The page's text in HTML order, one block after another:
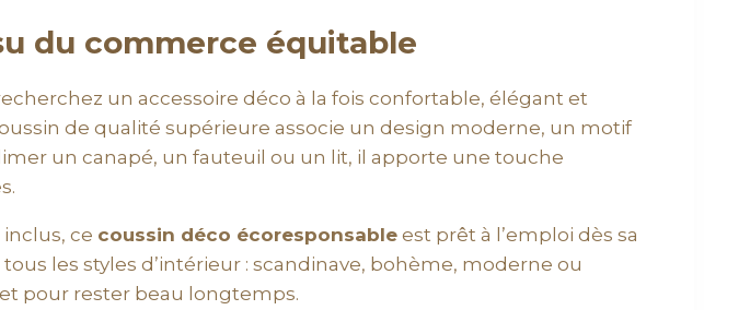
du commerce équitable
un accessoire déco à la fois confortable, élégant et
de qualité supérieure associe un design moderne, un motif
un canapé, un fauteuil ou un lit, il apporte une touche
ce coussin déco écoresponsable est prêt à l’emploi dès sa
les styles d’intérieur : scandinave, bohème, moderne ou
pour rester beau longtemps.